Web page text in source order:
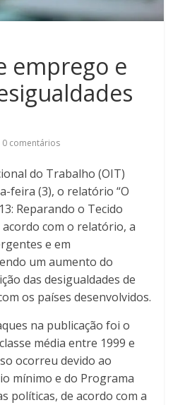
emprego e
0 comentários
do Trabalho (OIT)
feira (3), o relatório “O
Reparando o Tecido
acordo com o relatório, a
e em
um aumento do
das desigualdades de
os países desenvolvidos.
na publicação foi o
média entre 1999 e
ocorreu devido ao
mínimo e do Programa
políticas, de acordo com a